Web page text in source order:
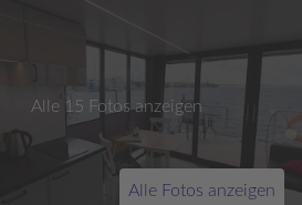
Alle 15 Fotos anzeigen
Alle Fotos anzeigen